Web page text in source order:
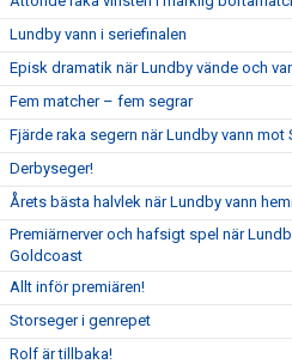
Lundby vann i seriefinalen
Episk dramatik när Lundby vände och
Fem matcher – fem segrar
Fjärde raka segern när Lundby vann mot
Derbyseger!
Årets bästa halvlek när Lundby vann
Premiärnerver och hafsigt spel när
Goldcoast
Allt inför premiären!
Storseger i genrepet
Rolf är tillbaka!